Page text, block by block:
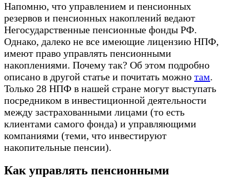
Напомню, что управлением и пенсионных
резервов и пенсионных накоплений ведают
Негосударственные пенсионные фонды РФ.
Однако, далеко не все имеющие лицензию НПФ,
имеют право управлять пенсионными
накоплениями. Почему так? Об этом подробно
описано в другой статье и почитать можно там.
Только 28 НПФ в нашей стране могут выступать
посредником в инвестиционной деятельности
между застрахованными лицами (то есть
клиентами самого фонда) и управляющими
компаниями (теми, что инвестируют
накопительные пенсии).
Как управлять пенсионными